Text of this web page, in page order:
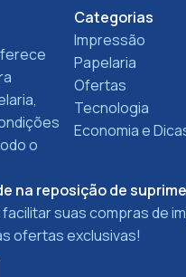
o
Categorias
Impressão
Papelaria
Ofertas
Tecnologia
Economia e
na reposição de
suas compras de
ofertas exclusivas!